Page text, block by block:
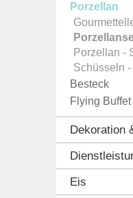
Porzellan
Porzellan -
Schüsseln
Besteck
Flying
Dekoration
Eis